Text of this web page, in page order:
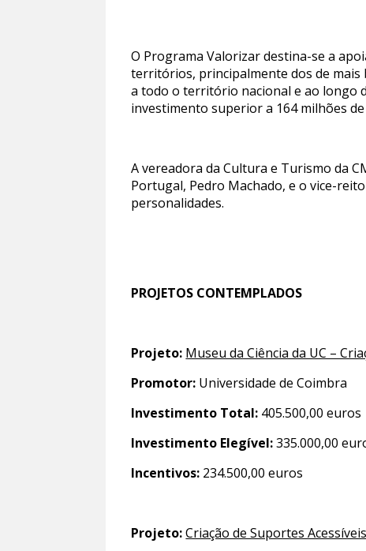
O Programa Valorizar destina-se a
territórios, principalmente dos de mais
a todo o território nacional e ao longo
investimento superior a 164 milhões
A vereadora da Cultura e Turismo da
Portugal, Pedro Machado, e o vice-
personalidades.
PROJETOS CONTEMPLADOS
Projeto: Museu da Ciência da UC –
Promotor: Universidade de Coimbra
Investimento Total: 405.500,00 euros
Investimento Elegível:335.000,00
Incentivos: 234.500,00 euros
Projeto: Criação de Suportes